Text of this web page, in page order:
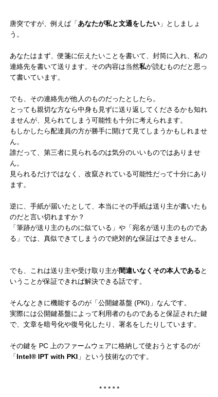
唐突ですが、例えば「あなたが私と文通をしたい 」としましょ
う。
あなたはまず、便箋に伝えたいことを書いて、封筒に入れ、私の
連絡先を書いて送ります。その内容は当然私が読むものだと思っ
て書いています。
でも、その連絡先が他人のものだったとしたら。
とっても親切な方なら中身も見ずに送り返してくださるかも知れ
ませんが、見られてしまう可能性も十分に考えられます。
もしかしたら配達員の方が勝手に開けて見てしまうかもしれませ
ん。
誰だって、第三者に見られるのは気分のいいものではありませ
ん。
見られるだけではなく、改竄されている可能性だって十分にあり
ます。
逆に、手紙が届いたとして、本当にその手紙は送り主が書いたも
のだと言い切れますか？
「筆跡が送り主のものに似ている」や「宛名が送り主のものであ
る」では、真似できてしまうので絶対的な保証はできません。
でも、これは送り主や受け取り主が間違いなくその本人であると
いうことが保証できれば解決できる話です。
そんなときに機能するのが「公開鍵基盤 (PKI)」なんです。
実際には公開鍵基盤によって利用者のものであると保証された鍵
で、文章を暗号化や復号化したり、署名をしたりしています。
その鍵を PC 上のファームウェアに格納して使おうとするのが
「Intel® IPT with PKI 」という技術なのです。
* * * * *